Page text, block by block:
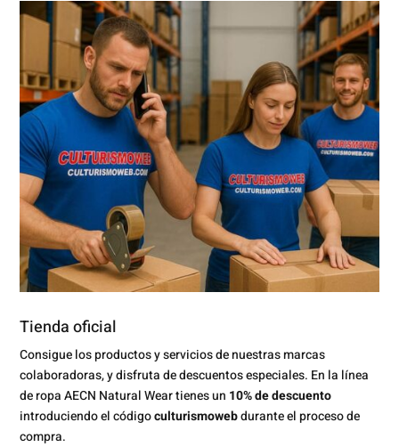
Tienda oficial
Consigue los productos y servicios de nuestras marcas
colaboradoras, y disfruta de descuentos especiales. En la línea
de ropa AECN Natural Wear tienes un 10% de descuento
introduciendo el códigoculturismowebdurante el proceso de
compra.